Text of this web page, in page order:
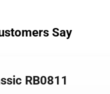
Say
RB0811